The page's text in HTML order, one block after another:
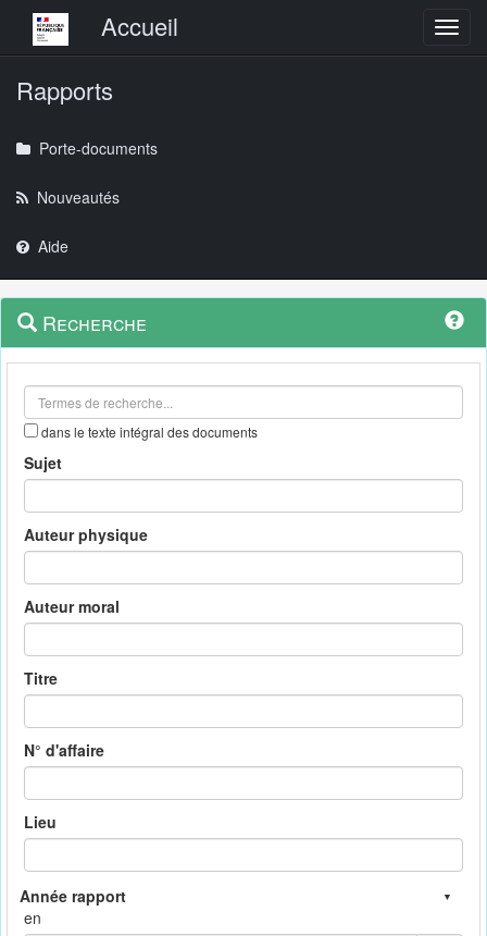
Menu principalAccueil
Rapports
Porte-documents
Nouveautés
Aide
Navigation
outils
Menu
contextuel
Recherche
dans le texte intégral des documents
Sujet
Auteur physique
Auteur moral
Titre
N° d'affaire
Lieu
en